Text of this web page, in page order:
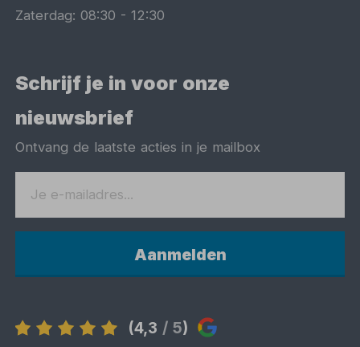
Zaterdag:08:30 -12:30
Schrijf je in voor onze
nieuwsbrief
Ontvang de laatste acties in je mailbox
Aanmelden
(4,3 / 5)